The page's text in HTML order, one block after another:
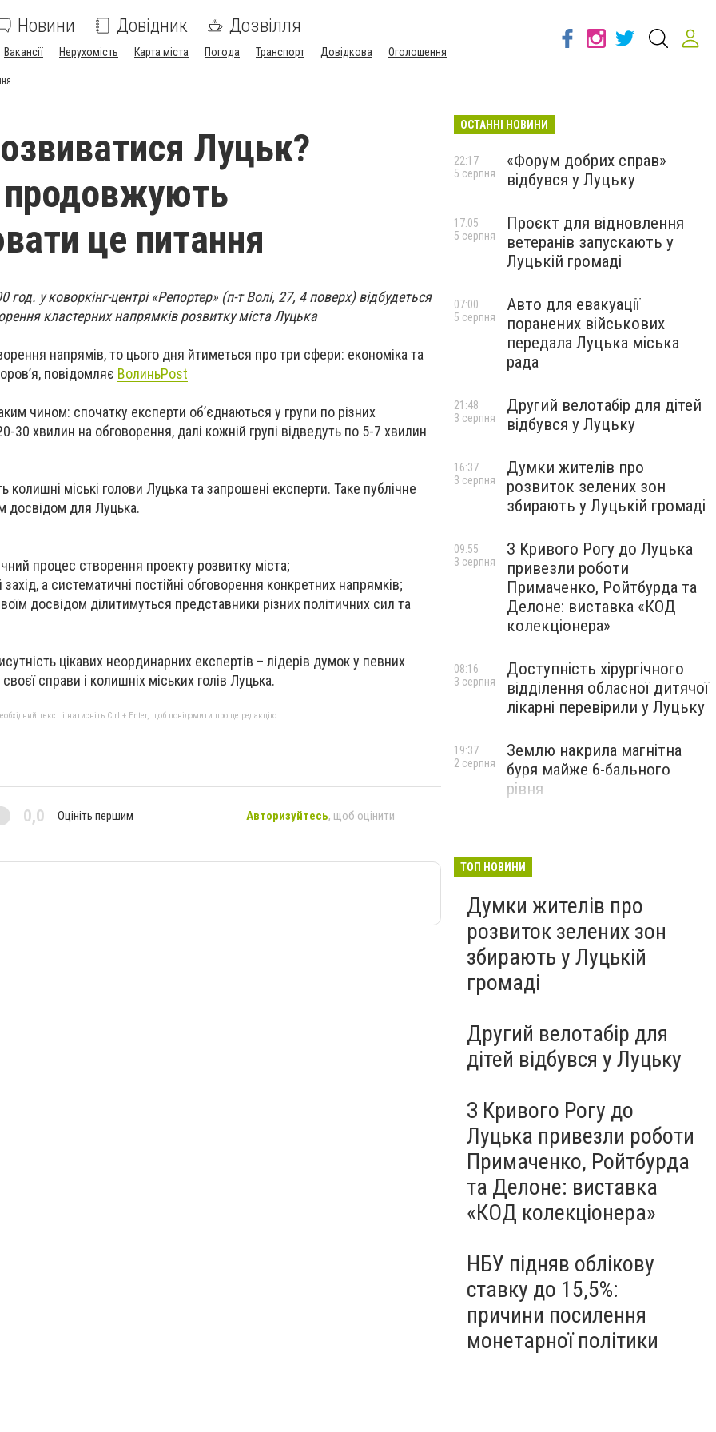
Новини Довідник Дозвілля
Вакансії Нерухомість Карта міста Погода Транспорт Довідкова Оголошення
Луцьк?
продовжують
це питання
год. у коворкінг-центрі «Репортер» (п-т Волі, 27, 4 поверх) відбудеться
кластерних напрямків розвитку міста Луцька
напрямів, то цього дня йтиметься про три сфери: економіка та
повідомляє ВолиньPost
чином: спочатку експерти об’єднаються у групи по різних
30 хвилин на обговорення, далі кожній групі відведуть по 5-7 хвилин
колишні міські голови Луцька та запрошені експерти. Таке публічне
досвідом для Луцька.
процес створення проекту розвитку міста;
а систематичні постійні обговорення конкретних напрямків;
досвідом ділитимуться представники різних політичних сил та
цікавих неординарних експертів – лідерів думок у певних
справи і колишніх міських голів Луцька.
текст і натисніть Ctrl + Enter, щоб повідомити про це редакцію
0,0 Оцініть першим Авторизуйтесь, щоб оцінити
ОСТАННІ НОВИНИ
«Форум добрих справ»
відбувся у Луцьку
22:17
5 серпня
Проєкт для відновлення
ветеранів запускають у
Луцькій громаді
17:05
5 серпня
Авто для евакуації
поранених військових
передала Луцька міська
рада
07:00
5 серпня
Другий велотабір для дітей
відбувся у Луцьку
21:48
3 серпня
Думки жителів про
розвиток зелених зон
збирають у Луцькій громаді
16:37
3 серпня
З Кривого Рогу до Луцька
привезли роботи
Примаченко, Ройтбурда та
Делоне: виставка «КОД
колекціонера»
09:55
3 серпня
Доступність хірургічного
відділення обласної дитячої
лікарні перевірили у Луцьку
08:16
3 серпня
Землю накрила магнітна
буря майже 6-бального
рівня
19:37
2 серпня
ТОП НОВИНИ
Думки жителів про
розвиток зелених зон
збирають у Луцькій
громаді
Другий велотабір для
дітей відбувся у Луцьку
З Кривого Рогу до
Луцька привезли роботи
Примаченко, Ройтбурда
та Делоне: виставка
«КОД колекціонера»
НБУ підняв облікову
ставку до 15,5%:
причини посилення
монетарної політики